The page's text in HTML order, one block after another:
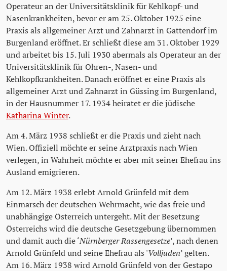
Operateur an der Universitätsklinik für Kehlkopf- und
Nasenkrankheiten, bevor er am 25. Oktober 1925 eine
Praxis als allgemeiner Arzt und Zahnarzt in Gattendorf im
Burgenland eröffnet. Er schließt diese am 31. Oktober 1929
und arbeitet bis 15. Juli 1930 abermals als Operateur an der
Universitätsklinik für Ohren-, Nasen- und
Kehlkopfkrankheiten. Danach eröffnet er eine Praxis als
allgemeiner Arzt und Zahnarzt in Güssing im Burgenland,
in der Hausnummer 17. 1934 heiratet er die jüdische
Katharina Winter.
Am 4. März 1938 schließt er die Praxis und zieht nach
Wien. Offiziell möchte er seine Arztpraxis nach Wien
verlegen, in Wahrheit möchte er aber mit seiner Ehefrau ins
Ausland emigrieren.
Am 12. März 1938 erlebt Arnold Grünfeld mit dem
Einmarsch der deutschen Wehrmacht, wie das freie und
unabhängige Österreich untergeht. Mit der Besetzung
Österreichs wird die deutsche Gesetzgebung übernommen
und damit auch die ‘Nürnberger Rassengesetze’, nach denen
Arnold Grünfeld und seine Ehefrau als 'Volljuden’ gelten.
Am 16. März 1938 wird Arnold Grünfeld von der Gestapo